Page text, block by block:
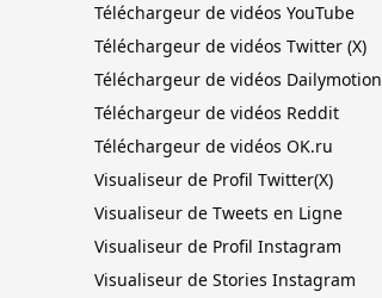
Téléchargeur de vidéos YouTube
Téléchargeur de vidéos Twitter (X)
Téléchargeur de vidéos Dailymotion
Téléchargeur de vidéos Reddit
Téléchargeur de vidéos OK.ru
Visualiseur de Profil Twitter(X)
Visualiseur de Tweets en Ligne
Visualiseur de Profil Instagram
Visualiseur de Stories Instagram